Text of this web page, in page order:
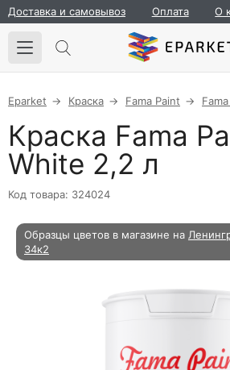
Доставка и самовывоз Оплата О
Eparket Краска Fama Paint
Краска Fama
White 2,2 л
Код товара: 324024
Образцы цветов в магазине на
34к2